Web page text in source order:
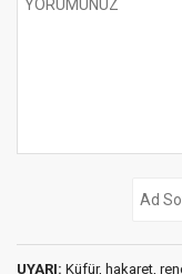
UYARI: Küfür, hakaret,